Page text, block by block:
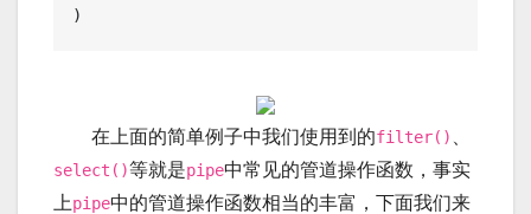
在上面的简单例子中我们使用到的filter()
select()等就是pipe中常见的管道操作函数，事实
上pipe中的管道操作函数相当的丰富，下面我们来